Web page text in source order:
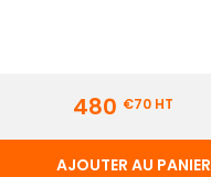
480 €70HT
AJOUTER AU PANIER